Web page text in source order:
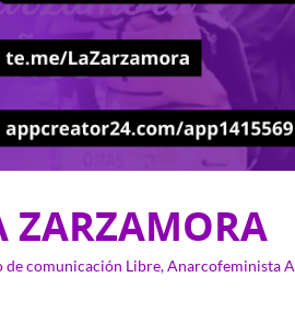
ZARZAMORA
de comunicación Libre, Anarcofeminista